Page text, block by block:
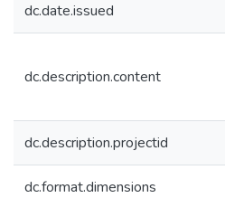
dc.date.issued
dc.description.content
dc.description.projectid
dc.format.dimensions